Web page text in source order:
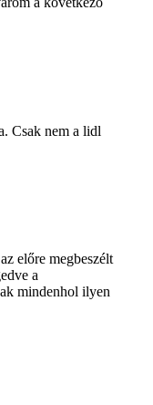
Csak nem a lidl
előre megbeszélt
a
mindenhol ilyen